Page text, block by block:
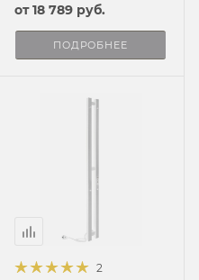
от18 789 руб.
ПОДРОБНЕЕ
2